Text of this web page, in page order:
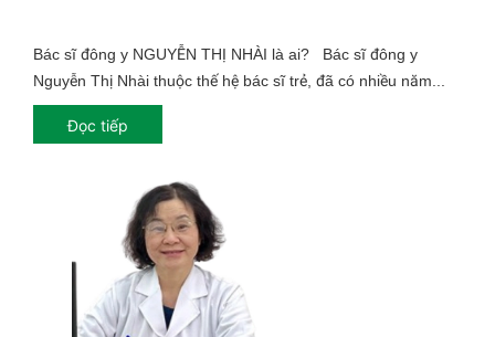
Bác sĩ đông y NGUYỄN THỊ NHÀI là ai? Bác sĩ đông y
Nguyễn Thị Nhài thuộc thế hệ bác sĩ trẻ, đã có nhiều năm...
Đọc tiếp